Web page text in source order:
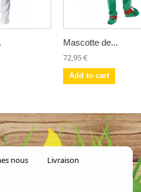
nous Livraison
Mascotte de...
72,95 €
Add to cart